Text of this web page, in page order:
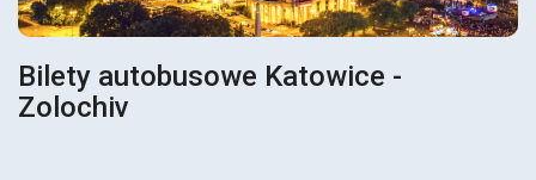
Bilety autobusowe Katowice -
Zolochiv